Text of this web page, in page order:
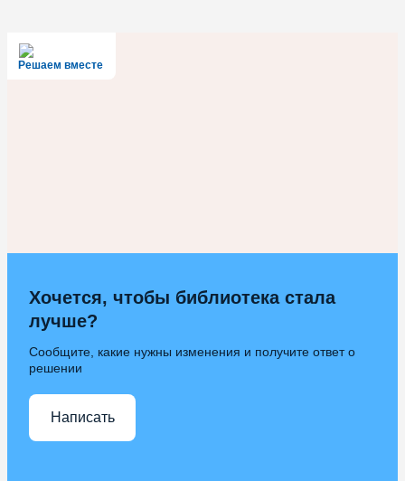
Решаем вместе
Хочется, чтобы библиотека стала
лучше?
Сообщите, какие нужны изменения и получите ответ о
решении
Написать